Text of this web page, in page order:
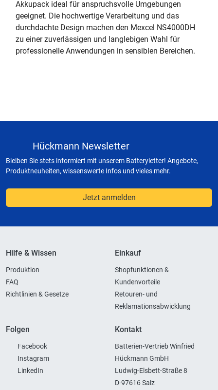
Akkupack ideal für anspruchsvolle Umgebungen
geeignet. Die hochwertige Verarbeitung und das
durchdachte Design machen den Mexcel NS4000DH
zu einer zuverlässigen und langlebigen Wahl für
professionelle Anwendungen in sensiblen Bereichen.
Hückmann Newsletter
Bleiben Sie stets informiert mit unserem Batteryletter! Angebote,
Produktneuheiten, wissenswerte Infos und vieles mehr.
Jetzt anmelden
Hilfe & Wissen
Produktion
FAQ
Richtlinien & Gesetze
Einkauf
Shopfunktionen &
Kundenvorteile
Retouren- und
Reklamationsabwicklung
Folgen
Facebook
Instagram
LinkedIn
Kontakt
Batterien-Vertrieb Winfried
Hückmann GmbH
Ludwig-Elsbett-Straße 8
D-97616 Salz